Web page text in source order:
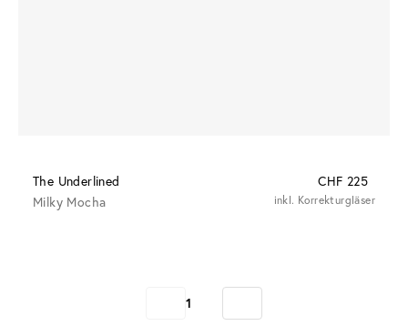
The Underlined
CHF 225
Milky Mocha
inkl. Korrekturgläser
1